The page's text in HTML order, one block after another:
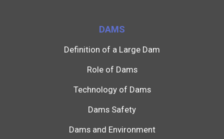
DAMS
Definition of a Large Dam
Role of Dams
Technology of Dams
Dams Safety
Dams and Environment